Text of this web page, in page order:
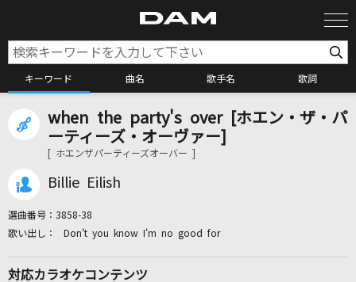
キーワード 曲名 歌手名 歌詞
カラオケ検索
カラオケリクエスト
when the party's over [ホエン・ザ・パ
ーティーズ・オーヴァー]
[ ホエンザパーティーズオーバー ]
Billie Eilish
選曲番号： 3858-38
Don't you know I'm no good for
対応カラオケコンテンツ